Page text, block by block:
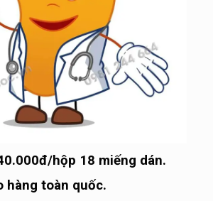
hộp 18 miếng dán.
hàng toàn quốc.